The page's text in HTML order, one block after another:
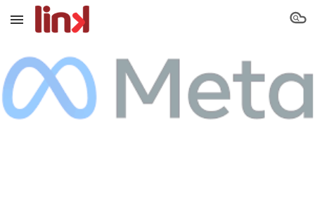
Skip to main content Skip to navigation